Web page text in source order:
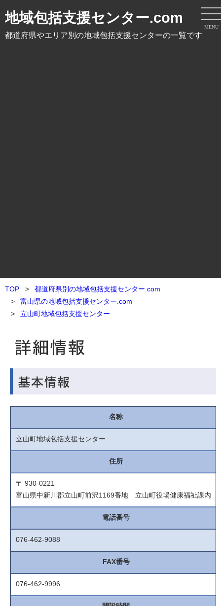
MENU
地域包括支援センター.com
都道府県やエリア別の地域包括支援センターの一覧です
TOP
都道府県別の地域包括支援センター.com
富山県の地域包括支援センター.com
立山町地域包括支援センター
名称
立山町地域包括支援センター
住所
〒 930-0221
富山県中新川郡立山町前沢1169番地 立山町役場健康福祉課内
電話番号
076-462-9088
FAX番号
076-462-9996